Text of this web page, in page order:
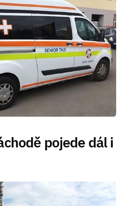
pojede dál i